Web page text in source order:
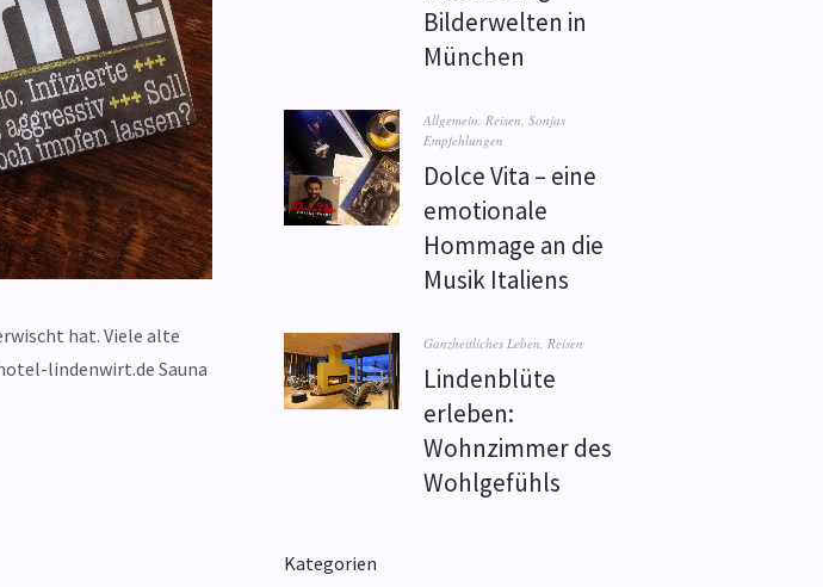
hat. Viele alte
lindenwirt.de Sauna
Bilderwelten in
München
Allgemein, Reisen, Sonjas
Empfehlungen
Dolce Vita – eine
emotionale
Hommage an die
Musik Italiens
Ganzheitliches Leben, Reisen
Lindenblüte
erleben:
Wohnzimmer des
Wohlgefühls
Kategorien